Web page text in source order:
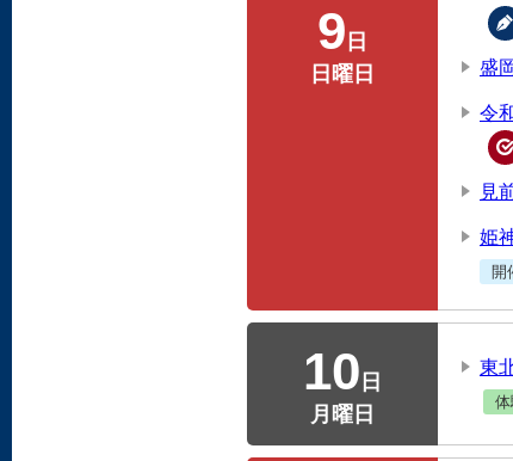
9 日
日曜日
盛
令
見
姫
開
10 日
月曜日
東